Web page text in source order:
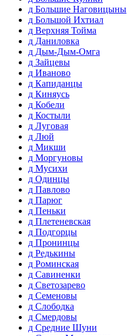
д Большие Наговицыны
д Большой Ихтиал
д Верхняя Тойма
д Даниловка
д Дым-Дым-Омга
д Зайцевы
д Иваново
д Капиданцы
д Киняусь
д Кобели
д Костыли
д Луговая
д Люй
д Микши
д Моргуновы
д Мусихи
д Одинцы
д Павлово
д Парюг
д Пеньки
д Плетеневская
д Подгорцы
д Пронинцы
д Редькины
д Роминская
д Савиненки
д Светозарево
д Семеновы
д Слободка
д Смердовы
д Средние Шуни